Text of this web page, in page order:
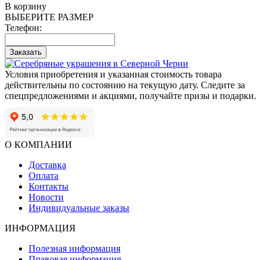
В корзину
ВЫБЕРИТЕ РАЗМЕР
Телефон:
Заказать
Условия приобретения и указанная стоимость товара
действительны по состоянию на текущую дату. Следите за
спецпредложениями и акциями, получайте призы и подарки.
О КОМПАНИИ
Доставка
Оплата
Контакты
Новости
Индивидуальные заказы
ИНФОРМАЦИЯ
Полезная информация